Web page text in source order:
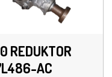
REDUKTOR
AC